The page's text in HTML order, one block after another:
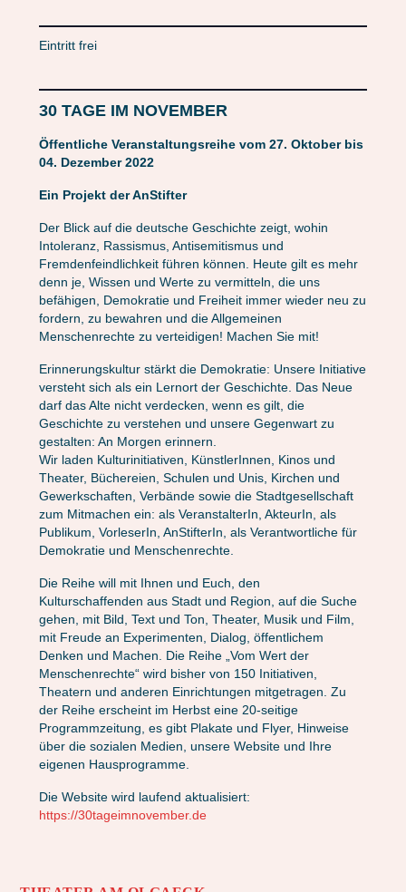
Eintritt frei
30 TAGE IM NOVEMBER
Öffentliche Veranstaltungsreihe vom 27. Oktober bis
04. Dezember 2022
Ein Projekt der AnStifter
Der Blick auf die deutsche Geschichte zeigt, wohin
Intoleranz, Rassismus, Antisemitismus und
Fremdenfeindlichkeit führen können. Heute gilt es mehr
denn je, Wissen und Werte zu vermitteln, die uns
befähigen, Demokratie und Freiheit immer wieder neu zu
fordern, zu bewahren und die Allgemeinen
Menschenrechte zu verteidigen! Machen Sie mit!
Erinnerungskultur stärkt die Demokratie: Unsere Initiative
versteht sich als ein Lernort der Geschichte. Das Neue
darf das Alte nicht verdecken, wenn es gilt, die
Geschichte zu verstehen und unsere Gegenwart zu
gestalten: An Morgen erinnern.
Wir laden Kulturinitiativen, KünstlerInnen, Kinos und
Theater, Büchereien, Schulen und Unis, Kirchen und
Gewerkschaften, Verbände sowie die Stadtgesellschaft
zum Mitmachen ein: als VeranstalterIn, AkteurIn, als
Publikum, VorleserIn, AnStifterIn, als Verantwortliche für
Demokratie und Menschenrechte.
Die Reihe will mit Ihnen und Euch, den
Kulturschaffenden aus Stadt und Region, auf die Suche
gehen, mit Bild, Text und Ton, Theater, Musik und Film,
mit Freude an Experimenten, Dialog, öffentlichem
Denken und Machen. Die Reihe „Vom Wert der
Menschenrechte“ wird bisher von 150 Initiativen,
Theatern und anderen Einrichtungen mitgetragen. Zu
der Reihe erscheint im Herbst eine 20-seitige
Programmzeitung, es gibt Plakate und Flyer, Hinweise
über die sozialen Medien, unsere Website und Ihre
eigenen Hausprogramme.
Die Website wird laufend aktualisiert:
https://30tageimnovember.de